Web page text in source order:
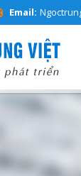
Email: